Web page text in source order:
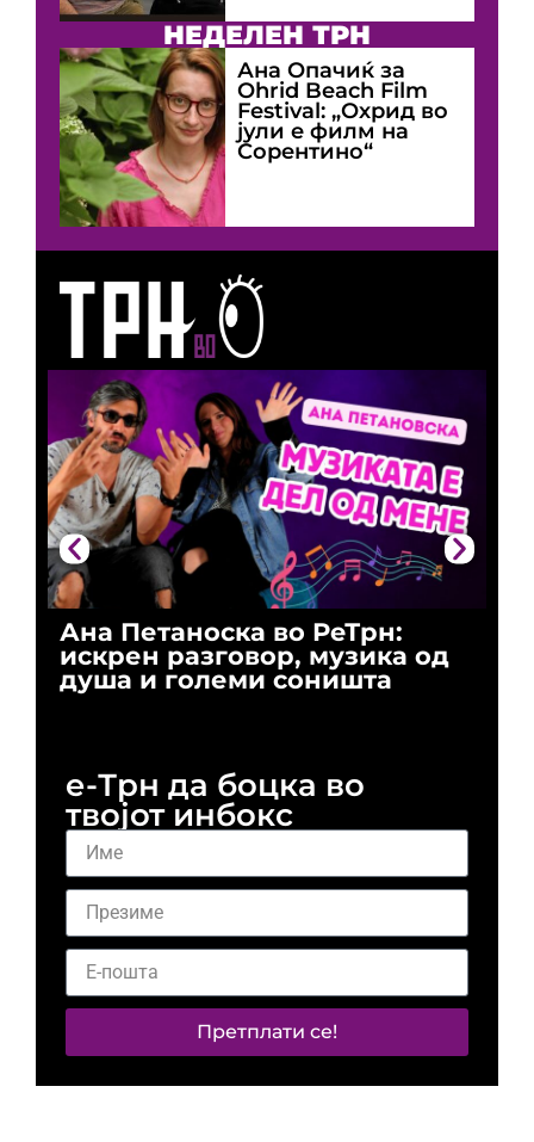
Ана Петаноска во РеТрн:
искрен разговор, музика од
душа и големи соништа
НЕДЕЛЕН ТРН
Ана Опачиќ за
Оhrid Beach Film
Festival: „Охрид во
јули е филм на
Сорентино“
е-Трн да боцка во
твојот инбокс
Претплати се!